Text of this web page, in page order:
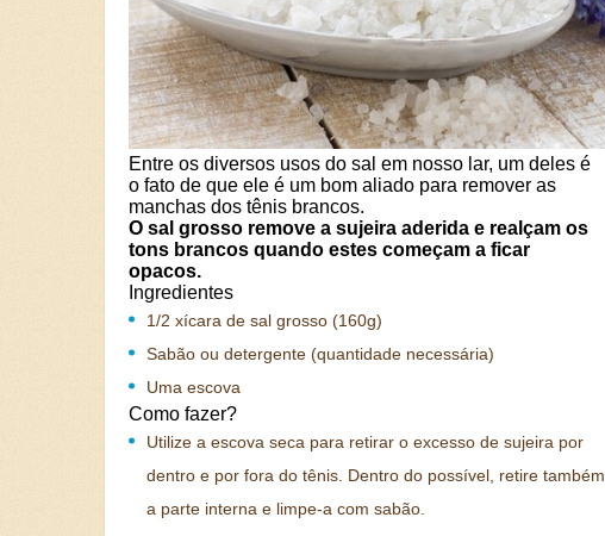
Entre os diversos usos do sal em nosso lar, um deles é
o fato de que ele é um bom aliado para remover as
manchas dos tênis brancos.
O sal grosso remove a sujeira aderida e realçam os
tons brancos quando estes começam a ficar
opacos.
Ingredientes
1/2 xícara de sal grosso (160g)
Sabão ou detergente (quantidade necessária)
Uma escova
Como fazer?
Utilize a escova seca para retirar o excesso de sujeira por
dentro e por fora do tênis. Dentro do possível, retire também
a parte interna e limpe-a com sabão.